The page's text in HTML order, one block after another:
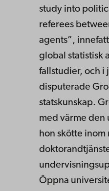
study into
referees
agents”,
global statistisk
fallstudier, och i
disputerade
statskunskap.
med värme den
hon skötte inom
Öppna